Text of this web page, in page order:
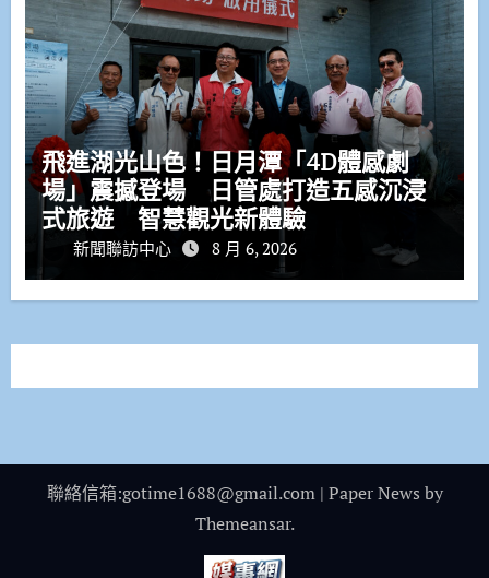
飛進湖光山色！日月潭「4D體感劇
場」震撼登場 日管處打造五感沉浸
式旅遊 智慧觀光新體驗
新聞聯訪中心 8 月 6, 2026
聯絡信箱:gotime1688@gmail.com | Paper News by
Themeansar.